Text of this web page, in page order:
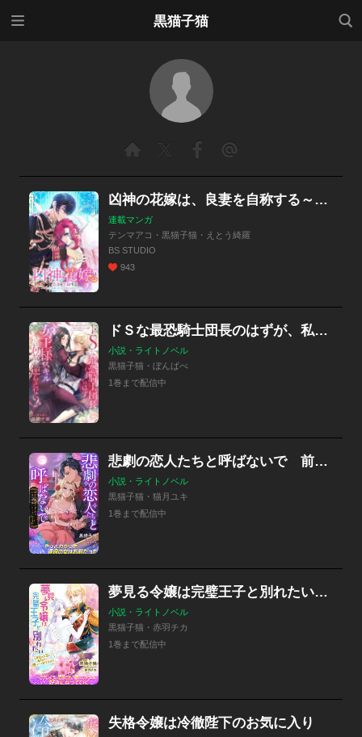
黒猫子猫
検索
凶神の花嫁は、良妻を自称する～旦那様、浮気も無視も大歓迎です～
連載マンガ
テンマアコ・黒猫子猫・えとう綺羅
BS STUDIO
943
ドＳな最恐騎士団長のはずが、私の女王様スキルには何故か逆らえない！？
小説・ライトノベル
黒猫子猫・ぼんばべ
1巻まで配信中
悲劇の恋人たちと呼ばないで 前世は険悪だったので、お互い結婚したくないのですが
小説・ライトノベル
黒猫子猫・猫月ユキ
1巻まで配信中
夢見る令嬢は完璧王子と別れたい 三度目の人生はあなたと関わりたくありません
小説・ライトノベル
黒猫子猫・赤羽チカ
1巻まで配信中
失格令嬢は冷徹陛下のお気に入り